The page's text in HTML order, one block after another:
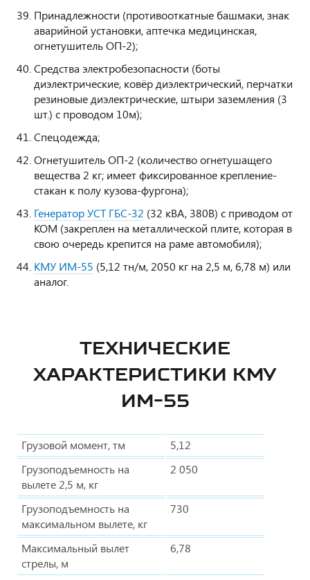
Принадлежности (противооткатные башмаки, знак
аварийной установки, аптечка медицинская,
огнетушитель ОП-2);
Средства электробезопасности (боты
диэлектрические, ковёр диэлектрический, перчатки
резиновые диэлектрические, штыри заземления (3
шт.) с проводом 10м);
Спецодежда;
Огнетушитель ОП-2 (количество огнетушащего
вещества 2 кг; имеет фиксированное крепление-
стакан к полу кузова-фургона);
Генератор УСТ ГБС-32 (32 кВА, 380В) с приводом от
КОМ (закреплен на металлической плите, которая в
свою очередь крепится на раме автомобиля);
КМУ ИМ-55 (5,12 тн/м, 2050 кг на 2,5 м, 6,78 м) или
аналог.
ТЕХНИЧЕСКИЕ
ХАРАКТЕРИСТИКИ КМУ
ИМ-55
Грузовой момент, тм
5,12
Грузоподъемность на
вылете 2,5 м, кг
2 050
Грузоподъемность на
максимальном вылете, кг
730
Максимальный вылет
стрелы, м
6,78